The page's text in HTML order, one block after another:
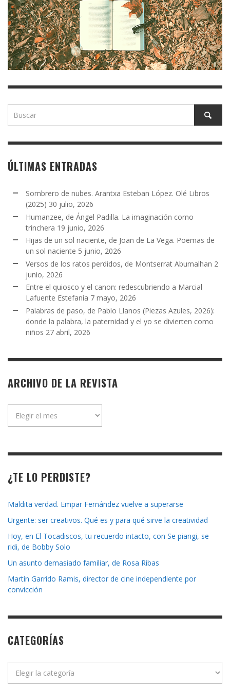
ÚLTIMAS ENTRADAS
Sombrero de nubes. Arantxa Esteban López. Olé Libros
(2025) 30 julio, 2026
Humanzee, de Ángel Padilla. La imaginación como
trinchera 19 junio, 2026
Hijas de un sol naciente, de Joan de La Vega. Poemas de
un sol naciente 5 junio, 2026
Versos de los ratos perdidos, de Montserrat Abumalhan 2
junio, 2026
Entre el quiosco y el canon: redescubriendo a Marcial
Lafuente Estefanía 7 mayo, 2026
Palabras de paso, de Pablo Llanos (Piezas Azules, 2026):
donde la palabra, la paternidad y el yo se divierten como
niños 27 abril, 2026
ARCHIVO DE LA REVISTA
¿TE LO PERDISTE?
Maldita verdad. Empar Fernández vuelve a superarse
Urgente: ser creativos. Qué es y para qué sirve la creatividad
Hoy, en El Tocadiscos, tu recuerdo intacto, con Se piangi, se
ridi, de Bobby Solo
Un asunto demasiado familiar, de Rosa Ribas
Martín Garrido Ramis, director de cine independiente por
convicción
CATEGORÍAS